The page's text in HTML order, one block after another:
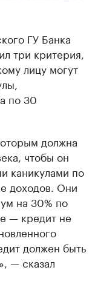
ГУ Банка
три критерия,
лицу могут
по 30
должна
чтобы он
каникулами по
доходов. Они
на 30% по
— кредит не
должен быть
— сказал